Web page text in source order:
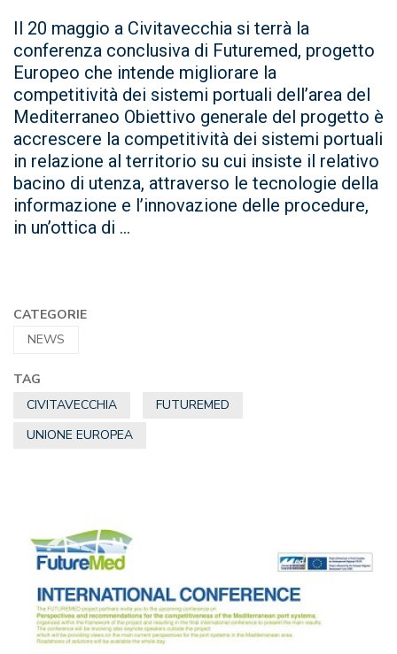
Il 20 maggio a Civitavecchia si terrà la
conferenza conclusiva di Futuremed, progetto
Europeo che intende migliorare la
competitività dei sistemi portuali dell’area del
Mediterraneo Obiettivo generale del progetto è
accrescere la competitività dei sistemi portuali
in relazione al territorio su cui insiste il relativo
bacino di utenza, attraverso le tecnologie della
informazione e l’innovazione delle procedure,
in un’ottica di ...
CATEGORIE
NEWS
TAG
CIVITAVECCHIA
FUTUREMED
UNIONE EUROPEA